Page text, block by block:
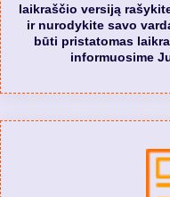
laikraščio versiją
ir nurodykite savo
būti pristatomas
informuosime